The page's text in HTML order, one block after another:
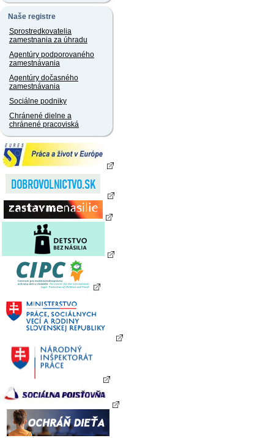
Naše registre
Sprostredkovatelia
zamestnania za úhradu
Agentúry podporovaného
zamestnávania
Agentúry dočasného
zamestnávania
Sociálne podniky
Chránené dielne a
chránené pracoviská